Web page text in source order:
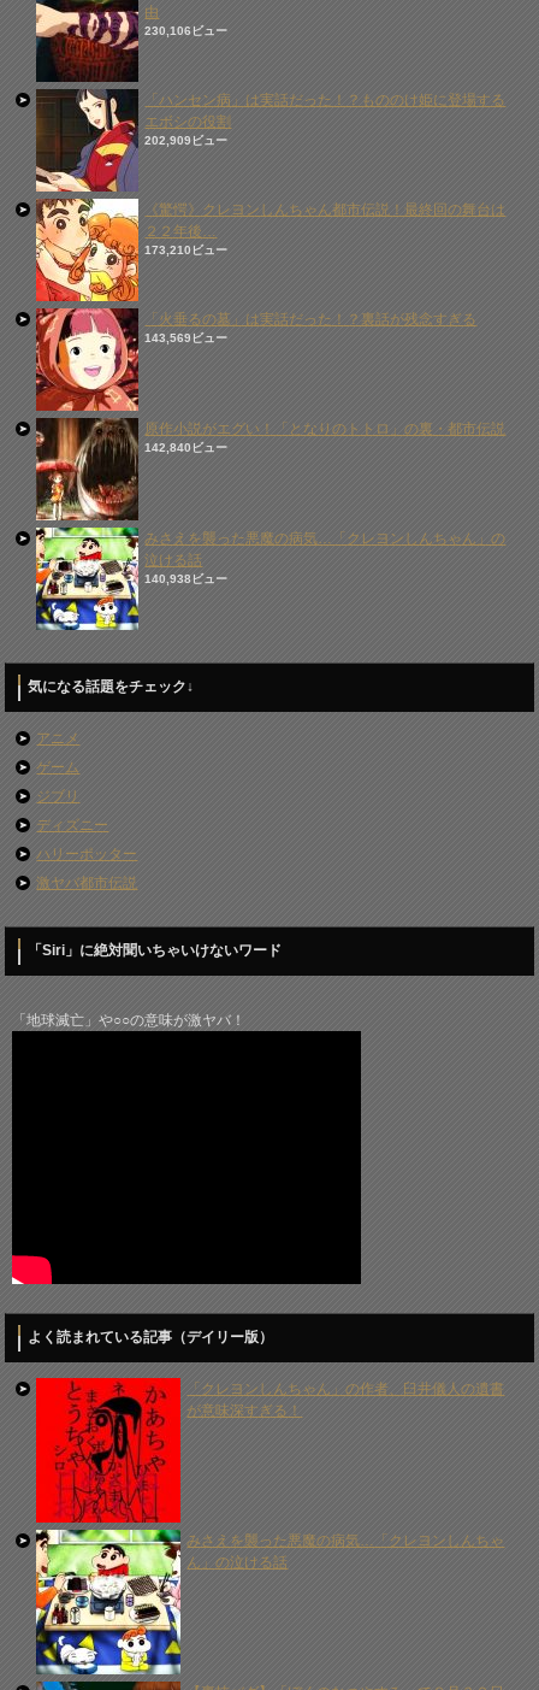
由
230,106ビュー
「ハンセン病」は実話だった！？もののけ姫に登場する
エボシの役割
202,909ビュー
《驚愕》クレヨンしんちゃん都市伝説！最終回の舞台は
２２年後…
173,210ビュー
「火垂るの墓」は実話だった！？裏話が残念すぎる
143,569ビュー
原作小説がエグい！「となりのトトロ」の裏・都市伝説
142,840ビュー
みさえを襲った悪魔の病気…「クレヨンしんちゃん」の
泣ける話
140,938ビュー
気になる話題をチェック↓
アニメ
ゲーム
ジブリ
ディズニー
ハリーポッター
激ヤバ都市伝説
「Siri」に絶対聞いちゃいけないワード
「地球滅亡」や○○の意味が激ヤバ！
よく読まれている記事（デイリー版）
「クレヨンしんちゃん」の作者、臼井儀人の遺書
が意味深すぎる！
みさえを襲った悪魔の病気…「クレヨンしんちゃ
ん」の泣ける話